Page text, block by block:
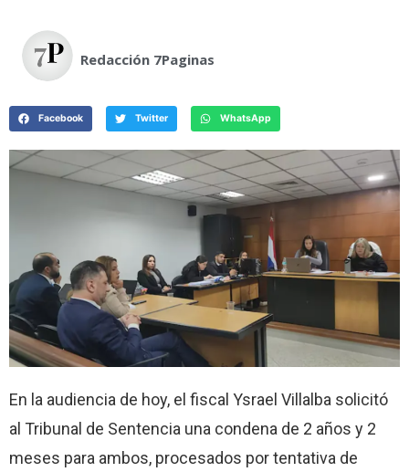
Redacción 7Paginas
Facebook Twitter WhatsApp
En la audiencia de hoy, el fiscal Ysrael Villalba solicitó
al Tribunal de Sentencia una condena de 2 años y 2
meses para ambos, procesados por tentativa de